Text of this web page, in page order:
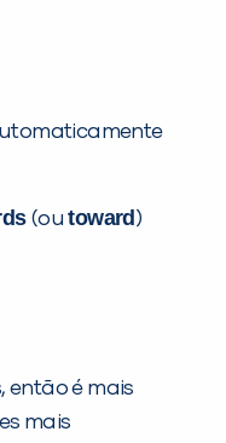
(outoward)
então é mais
mais